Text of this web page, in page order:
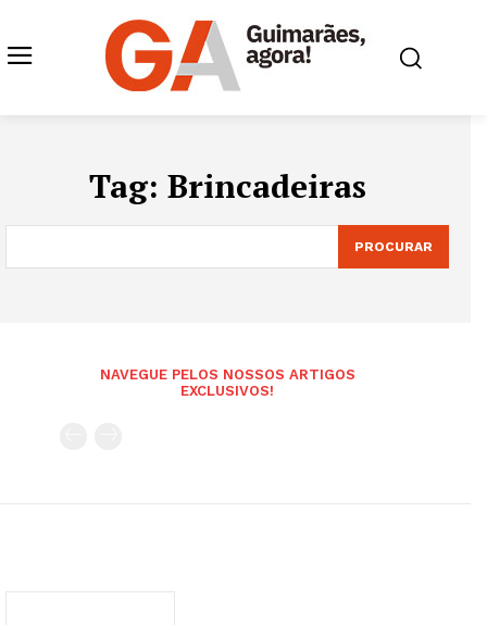
Tag: Brincadeiras
PROCURAR
NAVEGUE PELOS NOSSOS ARTIGOS
EXCLUSIVOS!